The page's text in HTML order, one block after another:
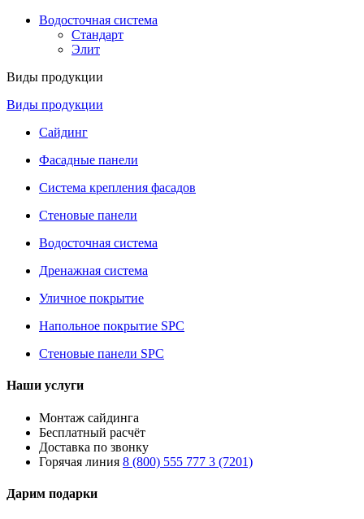
Водосточная система
Стандарт
Элит
Виды продукции
Виды продукции
Сайдинг
Фасадные панели
Система крепления фасадов
Стеновые панели
Водосточная система
Дренажная система
Уличное покрытие
Напольное покрытие SPC
Стеновые панели SPC
Наши услуги
Монтаж сайдинга
Бесплатный расчёт
Доставка по звонку
Горячая линия 8 (800) 555 777 3 (7201)
Дарим подарки